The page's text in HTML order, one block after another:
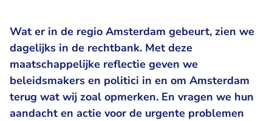
Wat er in de regio Amsterdam gebeurt, zien we
dagelijks in de rechtbank. Met deze
maatschappelijke reflectie geven we
beleidsmakers en politici in en om Amsterdam
terug wat wij zoal opmerken. En vragen we hun
aandacht en actie voor de urgente problemen